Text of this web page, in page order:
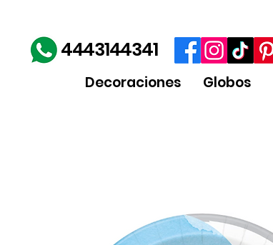
4443144341
Decoraciones Globos